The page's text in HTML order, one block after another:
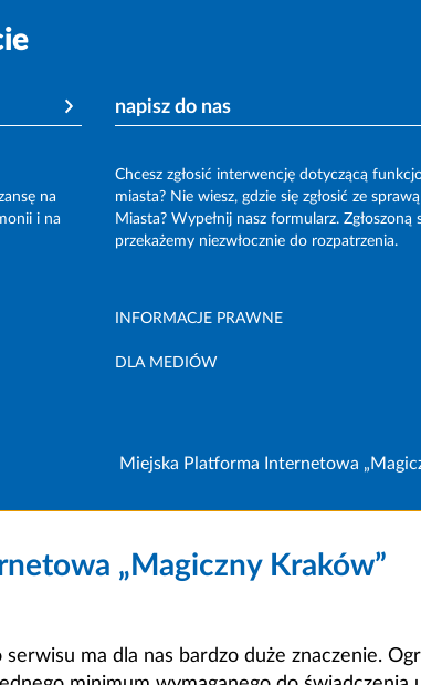
na
i na
napisz do nas
Chcesz zgłosić interwencję dotyczącą
miasta? Nie wiesz, gdzie się zgłosić ze
Miasta? Wypełnij nasz formularz. Zgłoszoną
przekażemy niezwłocznie do rozpatrzenia.
INFORMACJE PRAWNE
DLA MEDIÓW
Miejska Platforma Internetowa
„Magiczny Kraków”
ma dla nas bardzo duże znaczenie.